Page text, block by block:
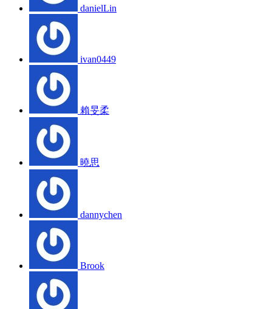
danielLin
ivan0449
賴旻柔
曉思
dannychen
Brook